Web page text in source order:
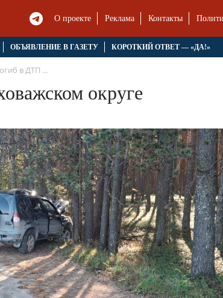
О проекте Реклама Контакты
ОБЪЯВЛЕНИЕ В ГАЗЕТУ КОРОТКИЙ ОТВЕТ — «ДА!»
в ДТП ...
округе